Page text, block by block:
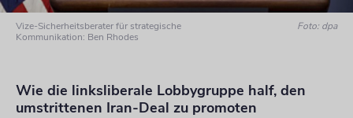
Vize-Sicherheitsberater für strategische
Kommunikation: Ben Rhodes
Foto: dpa
Wie die linksliberale Lobbygruppe half, den
umstrittenen Iran-Deal zu promoten